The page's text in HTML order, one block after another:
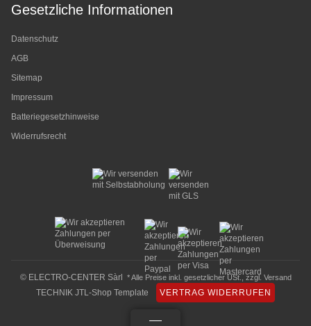
Gesetzliche Informationen
Datenschutz
AGB
Sitemap
Impressum
Batteriegesetzhinweise
Widerrufsrecht
© ELECTRO-CENTER Sàrl * Alle Preise inkl. gesetzlicher USt., zzgl. Versand
TECHNIK JTL-Shop Template VERTRAG WIDERRUFEN